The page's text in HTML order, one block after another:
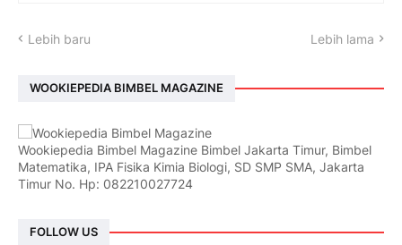
Lebih baru Lebih lama
WOOKIEPEDIA BIMBEL MAGAZINE
Wookiepedia Bimbel Magazine Bimbel Jakarta Timur, Bimbel
Matematika, IPA Fisika Kimia Biologi, SD SMP SMA, Jakarta
Timur No. Hp: 082210027724
FOLLOW US